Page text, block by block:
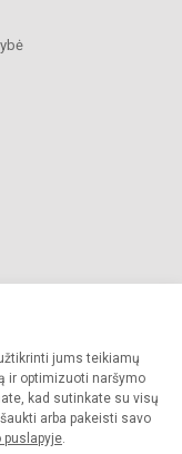
jums teikiamų
ir optimizuoti naršymo
kad sutinkate su visų
arba pakeisti savo
puslapyje.
teisės saugomos.
griežtai draudžiama.
valdymas